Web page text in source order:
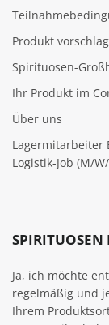
Produkt
Spirituosen-
Ihr Produkt im
Über uns
Lagermitarbeiter
Logistik-Job (M/
SPIRITUOSEN
Ja, ich möchte
regelmäßig und
Ihrem